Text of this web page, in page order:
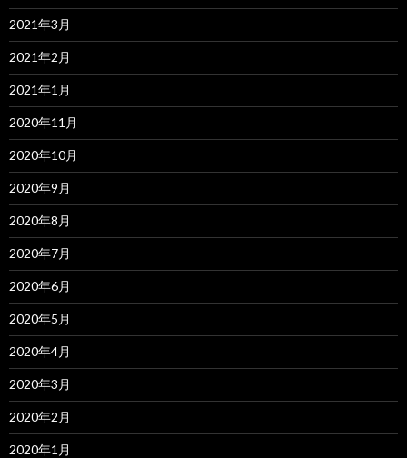
2021年3月
2021年2月
2021年1月
2020年11月
2020年10月
2020年9月
2020年8月
2020年7月
2020年6月
2020年5月
2020年4月
2020年3月
2020年2月
2020年1月